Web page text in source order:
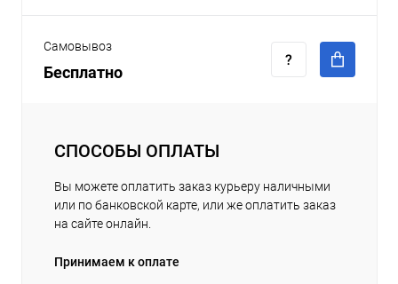
Самовывоз
Бесплатно
СПОСОБЫ ОПЛАТЫ
Вы можете оплатить заказ курьеру наличными
или по банковской карте, или же оплатить заказ
на сайте онлайн.
Принимаем к оплате